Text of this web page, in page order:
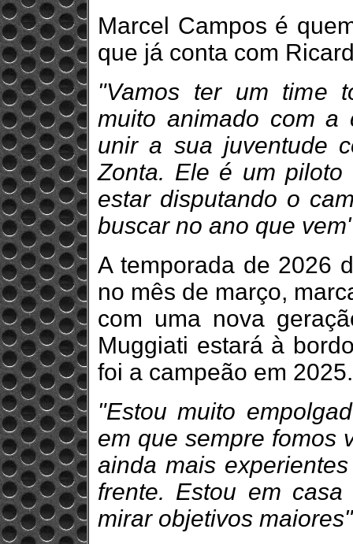
Marcel Campos é
que já conta com
"Vamos ter um time
muito animado com a
unir a sua juventude
Zonta. Ele é um
estar disputando o
buscar no ano que
A temporada de 2026
no mês de março,
com uma nova
Muggiati estará à
foi a campeão em 2025.
"Estou muito
em que sempre fomos
ainda mais
frente. Estou em
mirar objetivos